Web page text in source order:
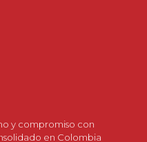
y compromiso con
en Colombia